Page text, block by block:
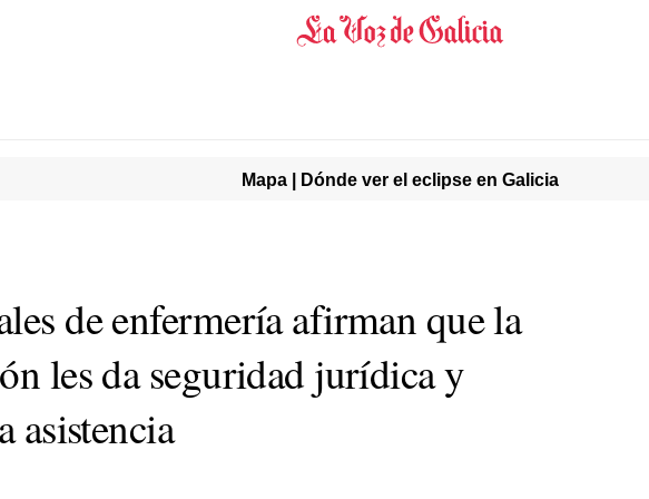
Mapa | Dónde ver el eclipse en Galicia
de enfermería afirman que la
les da seguridad jurídica y
asistencia